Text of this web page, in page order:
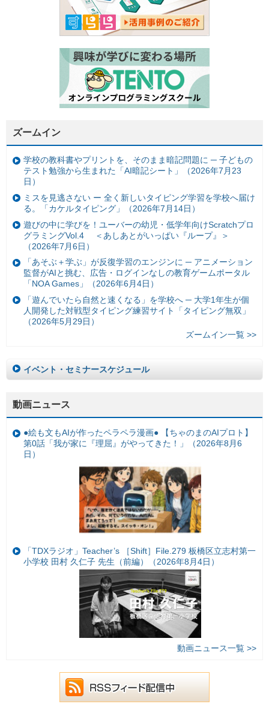
ズームイン
学校の教科書やプリントを、そのまま暗記問題に ─ 子どもの
テスト勉強から生まれた「AI暗記シート」（2026年7月23
日）
ミスを見逃さない ー 全く新しいタイピング学習を学校へ届け
る。「カケルタイピング」（2026年7月14日）
遊びの中に学びを！ユーバーの幼児・低学年向けScratchプロ
グラミングVol.4 ＜あしあとがいっぱい『ループ』＞
（2026年7月6日）
「あそぶ＋学ぶ」が反復学習のエンジンに ─ アニメーション
監督がAIと挑む、広告・ログインなしの教育ゲームポータル
「NOA Games」（2026年6月4日）
「遊んでいたら自然と速くなる」を学校へ ─ 大学1年生が個
人開発した対戦型タイピング練習サイト「タイピング無双」
（2026年5月29日）
ズームイン一覧 >>
イベント・セミナースケジュール
動画ニュース
●絵も文もAIが作ったペラペラ漫画● 【ちゃのまのAIプロト】
第0話「我が家に『理屈』がやってきた！」（2026年8月6
日）
「TDXラジオ」Teacher’s ［Shift］File.279 板橋区立志村第一
小学校 田村 久仁子 先生（前編）（2026年8月4日）
動画ニュース一覧 >>